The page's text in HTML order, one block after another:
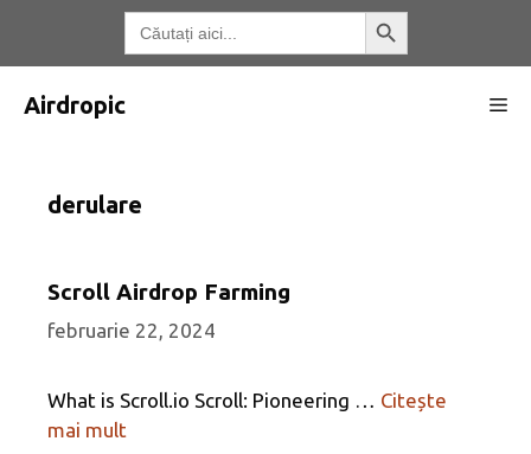
conținut
Căutați: Butonul de căutare
Airdropic
derulare
Scroll Airdrop Farming
februarie 22, 2024
What is Scroll.io Scroll: Pioneering … Citește
mai mult